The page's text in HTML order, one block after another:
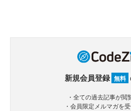
新規会員登録 無料
・全ての過去記事が閲
・会員限定メルマガを